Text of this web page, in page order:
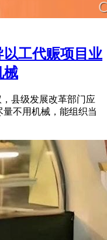
工代赈项目业
械
县级发展改革部门应
不用机械，能组织当